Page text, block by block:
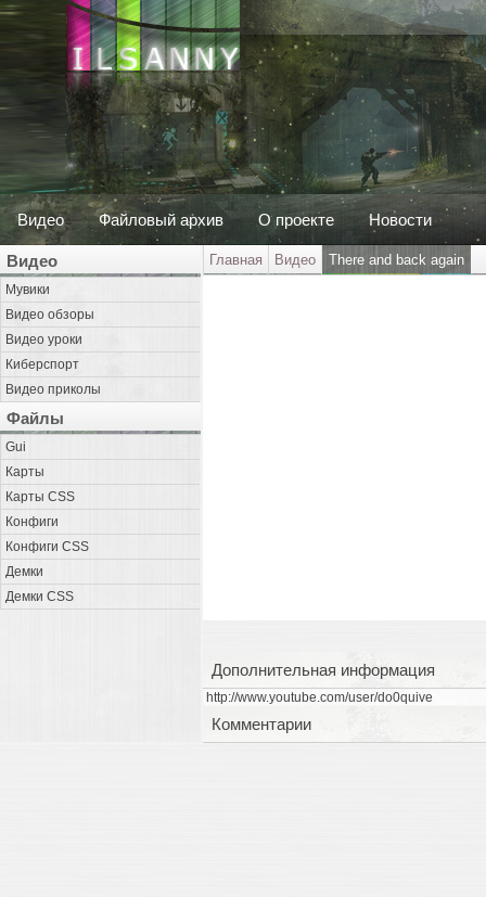
Видео Файловый архив О проекте Новости
Видео
Мувики
Видео обзоры
Видео уроки
Киберспорт
Видео приколы
Файлы
Gui
Карты
Карты CSS
Конфиги
Конфиги CSS
Демки
Демки CSS
Главная Видео There and back again
Дополнительная информация
http://www.youtube.com/user/do0quive
Комментарии